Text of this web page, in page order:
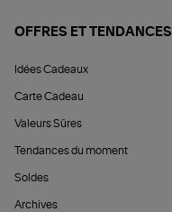
OFFRES ET TENDANCES
Idées Cadeaux
Carte Cadeau
Valeurs Sûres
Tendances du moment
Soldes
Archives